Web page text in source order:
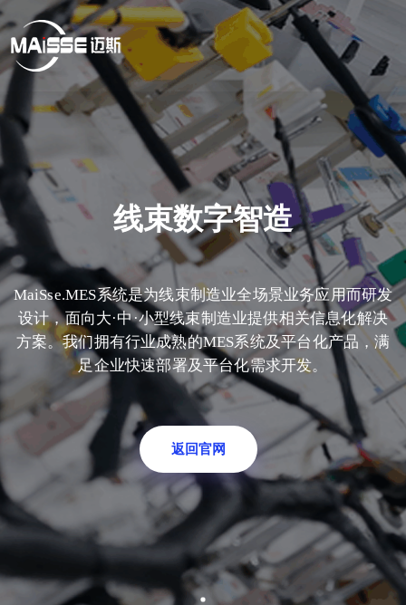
线束数字智造
统是为线束制造业全场景业务应用而研发
·中·小型线束制造业提供相关信息化解决
有行业成熟的MES系统及平台化产品，满
业快速部署及平台化需求开发。
返回官网
线束数字智造
MaiSse.MES系统是为线束制造业全场景业务应用而研发
设计，面向大·中·小型线束制造业提供相关信息化解决
方案。我们拥有行业成熟的MES系统及平台化产品，满
足企业快速部署及平台化需求开发。
返回官网